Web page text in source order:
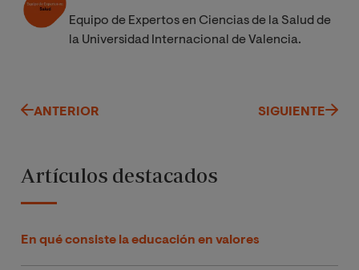
Equipo de Expertos en Ciencias de la Salud de
la Universidad Internacional de Valencia.
ANTERIOR SIGUIENTE
Artículos destacados
En qué consiste la educación en valores